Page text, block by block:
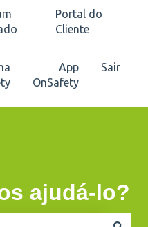
para traduções
Portal do
Cliente
App
OnSafety
Sair
ajudá-lo?